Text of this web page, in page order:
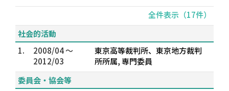
全件表示（17件）
社会的活動
1.
2008/04 ～
2012/03
東京高等裁判所、東京地方裁判
所所属, 専門委員
委員会・協会等